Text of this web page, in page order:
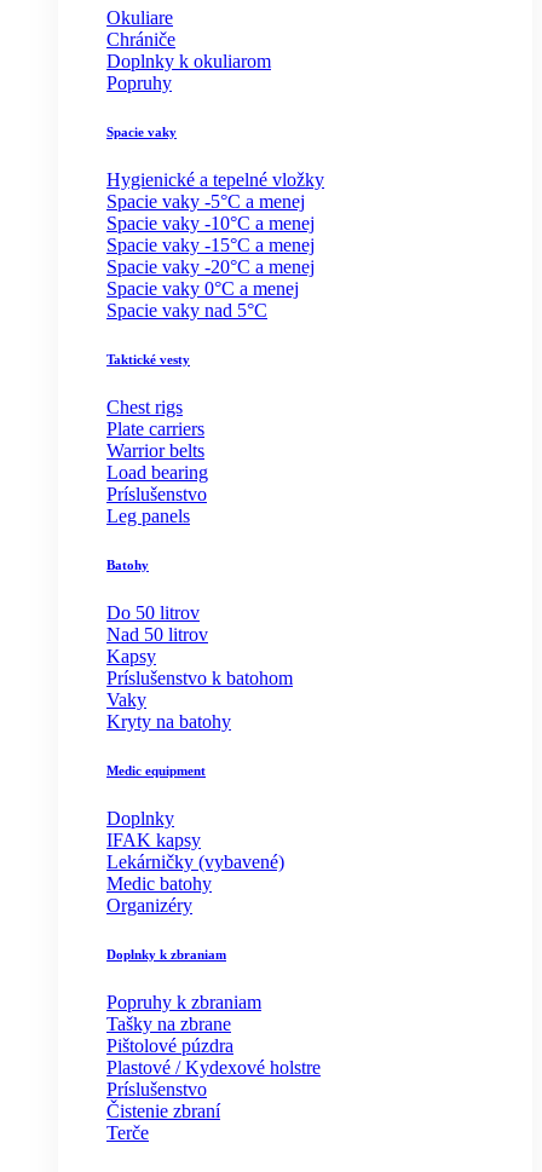
Okuliare
Chrániče
Doplnky k okuliarom
Popruhy
Spacie vaky
Hygienické a tepelné vložky
Spacie vaky -5°C a menej
Spacie vaky -10°C a menej
Spacie vaky -15°C a menej
Spacie vaky -20°C a menej
Spacie vaky 0°C a menej
Spacie vaky nad 5°C
Taktické vesty
Chest rigs
Plate carriers
Warrior belts
Load bearing
Príslušenstvo
Leg panels
Batohy
Do 50 litrov
Nad 50 litrov
Kapsy
Príslušenstvo k batohom
Vaky
Kryty na batohy
Medic equipment
Doplnky
IFAK kapsy
Lekárničky (vybavené)
Medic batohy
Organizéry
Doplnky k zbraniam
Popruhy k zbraniam
Tašky na zbrane
Pištolové púzdra
Plastové / Kydexové holstre
Príslušenstvo
Čistenie zbraní
Terče